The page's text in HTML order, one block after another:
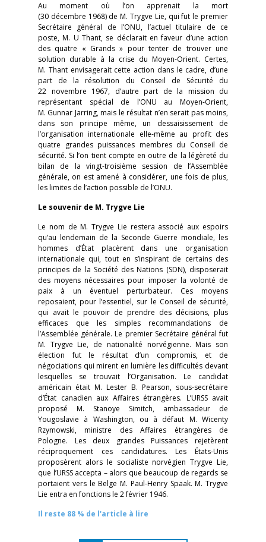
Au moment où l’on apprenait la mort
(30 décembre 1968) de M. Trygve Lie, qui fut le premier
Secrétaire général de l’ONU, l’actuel titulaire de ce
poste, M. U Thant, se déclarait en faveur d’une action
des quatre « Grands » pour tenter de trouver une
solution durable à la crise du Moyen-Orient. Certes,
M. Thant envisagerait cette action dans le cadre, d’une
part de la résolution du Conseil de Sécurité du
22 novembre 1967, d’autre part de la mission du
représentant spécial de l’ONU au Moyen-Orient,
M. Gunnar Jarring, mais le résultat n’en serait pas moins,
dans son principe même, un dessaisissement de
l’organisation internationale elle-même au profit des
quatre grandes puissances membres du Conseil de
sécurité. Si l’on tient compte en outre de la légèreté du
bilan de la vingt-troisième session de l’Assemblée
générale, on est amené à considérer, une fois de plus,
les limites de l’action possible de l’ONU.
Le souvenir de M. Trygve Lie
Le nom de M. Trygve Lie restera associé aux espoirs
qu’au lendemain de la Seconde Guerre mondiale, les
hommes d’État placèrent dans une organisation
internationale qui, tout en s’inspirant de certains des
principes de la Société des Nations (SDN), disposerait
des moyens nécessaires pour imposer la volonté de
paix à un éventuel perturbateur. Ces moyens
reposaient, pour l’essentiel, sur le Conseil de sécurité,
qui avait le pouvoir de prendre des décisions, plus
efficaces que les simples recommandations de
l’Assemblée générale. Le premier Secrétaire général fut
M. Trygve Lie, de nationalité norvégienne. Mais son
élection fut le résultat d’un compromis, et de
négociations qui mirent en lumière les difficultés devant
lesquelles se trouvait l’Organisation. Le candidat
américain était M. Lester B. Pearson, sous-secrétaire
d’État canadien aux Affaires étrangères. L’URSS avait
proposé M. Stanoye Simitch, ambassadeur de
Yougoslavie à Washington, ou à défaut M. Wicenty
Rzymowski, ministre des Affaires étrangères de
Pologne. Les deux grandes Puissances rejetèrent
réciproquement ces candidatures. Les États-Unis
proposèrent alors le socialiste norvégien Trygve Lie,
que l’URSS accepta – alors que beaucoup de regards se
portaient vers le Belge M. Paul-Henry Spaak. M. Trygve
Lie entra en fonctions le 2 février 1946.
Il reste 88 % de l'article à lire